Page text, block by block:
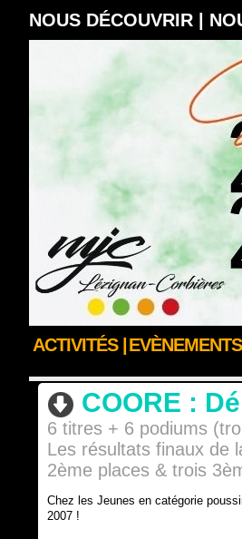
NOUS DÉCOUVRIR |
ACTIVITÉS | EVÈNEMENTS |
COORE :
6 titres + 6 podiums
Les résultats finaux de
2ème places & trois
Chez les Jeunes en catégorie
2007 !